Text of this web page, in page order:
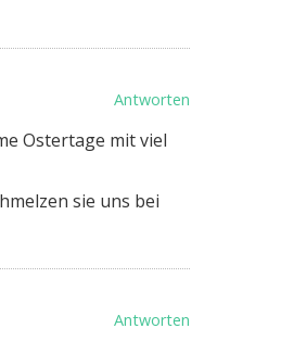
Antworten
Ostertage mit viel
sie uns bei
Antworten